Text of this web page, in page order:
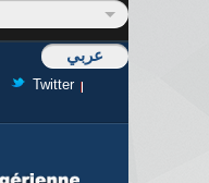
عربي
Twitter